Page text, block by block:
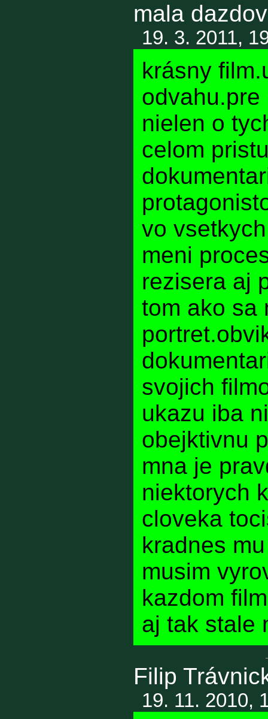
mala
19. 3. 2011,
krásny
odvahu.pre
nielen o
celom
vo
meni
rezisera aj
tom ako sa
svojich
ukazu iba
obejktivnu
mna je
niektorych
cloveka
kradnes
musim
kazdom
aj tak stale
Filip
19. 11. 2010,